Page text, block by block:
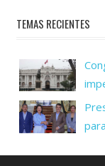
TEMAS RECIENTES